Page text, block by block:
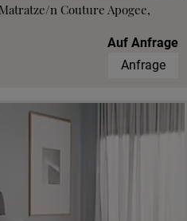
n Couture Apogee,
Auf Anfrage
Anfrage